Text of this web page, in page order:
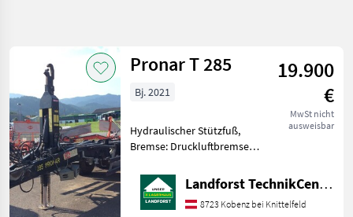
Kategorie 1 Land Filter
AKTUELLER
PFAD
Pronar
KATEGORIE
WÄHLEN
Zurücksetzen
Ergebnisse
anzeigen
Pronar T 285
19.900
€
MwSt nicht
ausweisbar
Bj. 2021
Hydraulischer Stützfuß,
Bremse: Druckluftbremse,
Tandemachser Baujahr
2021 hydr. Stützfuß
einfachw. Tandemachse
Landforst TechnikCenter Knittelfeld
8723 Kobenz bei Knittelfeld